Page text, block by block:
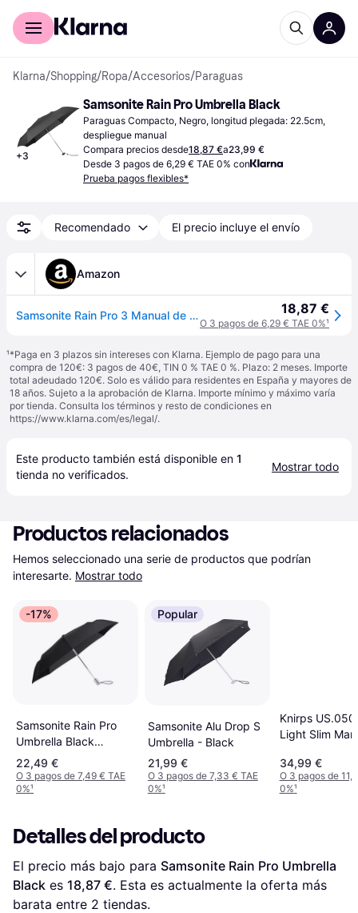
Comprar con Klarna
Klarna/Shopping/Ropa/Accesorios/Paraguas
+3
Samsonite Rain Pro Umbrella Black
Paraguas Compacto, Negro, longitud plegada: 22.5cm,
despliegue manual
Compara precios desde18,87 €a23,99 €
Desde 3 pagos de 6,29 € TAE 0% con
Prueba pagos flexibles*
Recomendado El precio incluye el envío
Amazon
Samsonite Rain Pro 3 Manual de sección Ultra Mini paraguas plana 22.5 cm, negro 18,87 €
O 3 pagos de 6,29 € TAE 0%¹
¹*Paga en 3 plazos sin intereses con Klarna. Ejemplo de pago para una
compra de 120€: 3 pagos de 40€, TIN 0 % TAE 0 %. Plazo: 2 meses. Importe
total adeudado 120€. Solo es válido para residentes en España y mayores de
18 años. Sujeto a la aprobación de Klarna. Importe mínimo y máximo varía
por tienda. Consulta los términos y resto de condiciones en
https://www.klarna.com/es/legal/.
Este producto también está disponible en 1
tienda no verificados.
Mostrar todo
Productos relacionados
Hemos seleccionado una serie de productos que podrían
interesarte. Mostrar todo
-17%
Samsonite Rain Pro
Umbrella Black
(56159-1041)
22,49 €
O 3 pagos de 7,49 € TAE
0%¹
Popular
Samsonite Alu Drop S
Umbrella - Black
21,99 €
O 3 pagos de 7,33 € TAE
0%¹
Knirps
Light Slim
(9500501001)
34,99 €
O 3 pagos de
0%¹
Detalles del producto
El precio más bajo para Samsonite Rain Pro Umbrella
Black es 18,87 €. Esta es actualmente la oferta más
barata entre 2 tiendas.